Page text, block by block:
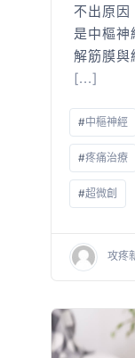
不出原
是中樞
解筋膜與
[...]
#中樞神經
#疼痛治療
#超微創
攻疼